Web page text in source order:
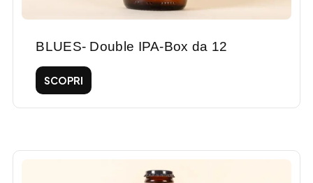
BLUES- Double IPA-Box da 12
SCOPRI